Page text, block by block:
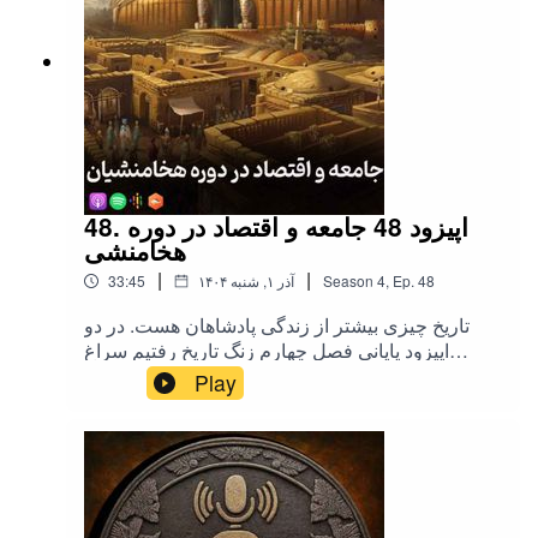
48. اپیزود 48 جامعه و اقتصاد در دوره
هخامنشی
33:45 | ۱۴۰۴ آذر ۱, شنبه | Season 4, Ep. 48
تاریخ چیزی بیشتر از زندگی پادشاهان هست. در دو
اپیزود پایانی فصل چهارم زنگ تاریخ رفتیم سراغ
زندگی مردم در این دوره.تهیه, تدوین و اجرا: میلاد
نصرتیکاور: مونا یوسفی (پادکست بیوگرافی)یوتیوب
زنگ تاریخاینستاگرام زنگ تاریخحمایت مالی از زنگ
تاریختلگرام زنگ تاریخ
Play